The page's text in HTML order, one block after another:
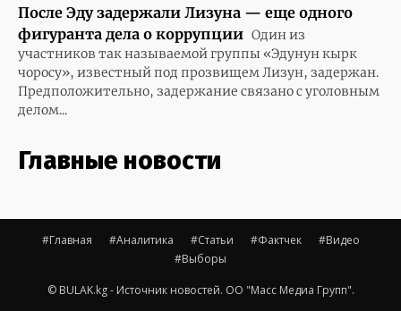
После Эду задержали Лизуна — еще одного
фигуранта дела о коррупции Один из
участников так называемой группы «Эдунун кырк
чоросу», известный под прозвищем Лизун, задержан.
Предположительно, задержание связано с уголовным
делом...
Главные новости
#Главная #Аналитика #Статьи #Фактчек
#Видео
#Выборы
© BULAK.kg - Источник новостей. ОО "Масс Медиа Групп".